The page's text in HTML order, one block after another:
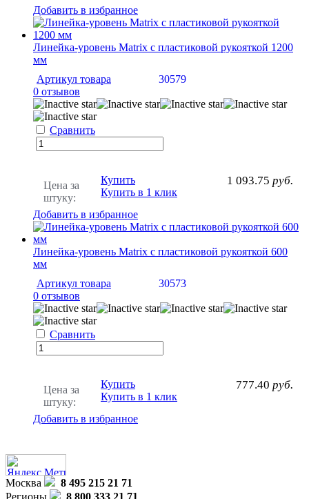
Добавить в избранное
Линейка-уровень Matrix с пластиковой рукояткой 1200
мм
Артикул товара
30579
0 отзывов
Сравнить
Цена за
штуку:
1 093.75 руб.
Купить
Купить в 1 клик
Добавить в избранное
Линейка-уровень Matrix с пластиковой рукояткой 600
мм
Артикул товара
30573
0 отзывов
Сравнить
Цена за
штуку:
777.40 руб.
Купить
Купить в 1 клик
Добавить в избранное
Москва
8 495 215 21 71
Регионы
8 800 333 21 71